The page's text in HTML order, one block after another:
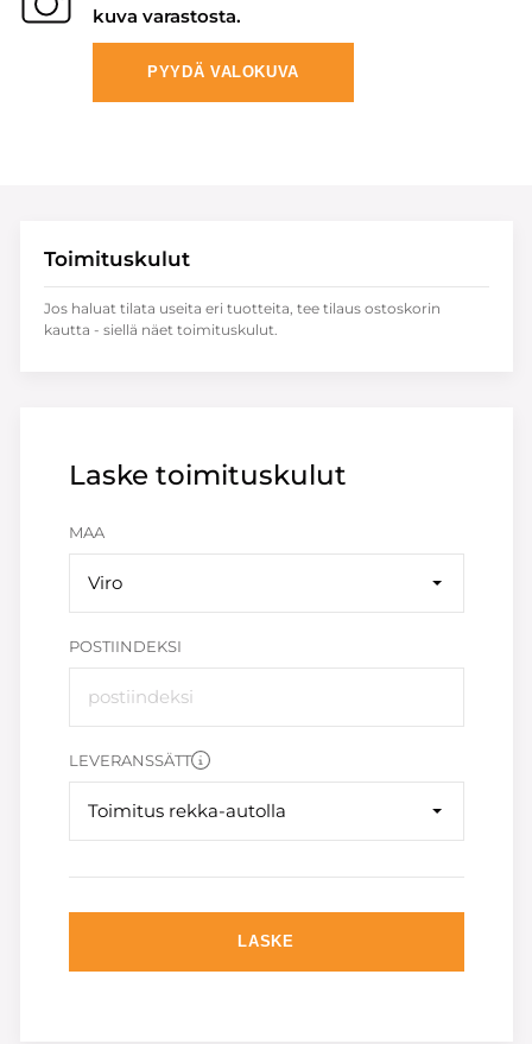
kuva varastosta.
PYYDÄ VALOKUVA
Laske toimituskulut
MAA
Viro
POSTIINDEKSI
LEVERANSSÄTT
Toimitus rekka-autolla
LASKE
Toimituskulut
Jos haluat tilata useita eri tuotteita, tee tilaus ostoskorin
kautta - siellä näet toimituskulut.